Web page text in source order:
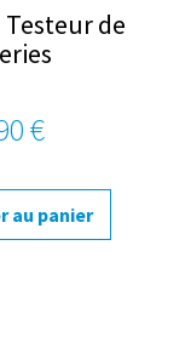
Testeur de
€
au panier